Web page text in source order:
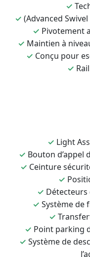
✓
✓ (Advanced
✓ Pivotement
✓ Maintien à
✓ Conçu pour
✓
✓ Light
✓ Bouton d’appel
✓ Ceinture
✓
✓
✓ Système de
✓
✓ Point parking
✓ Système de